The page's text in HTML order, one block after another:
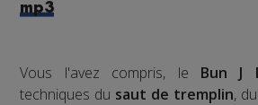
mp3
Vous l'avez compris, le Bun J
techniques du saut de tremplin, du